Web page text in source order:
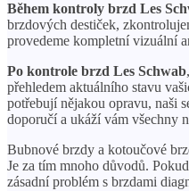
Během kontroly brzd Les
brzdových destiček,
provedeme kompletní vizuální
Po kontrole brzd Les Schwab
přehledem aktuálního stavu
potřebují nějakou opravu, naši
doporučí a ukáží vám všechny
Bubnové brzdy a kotoučové
Je za tím mnoho důvodů.
zásadní problém s brzdami